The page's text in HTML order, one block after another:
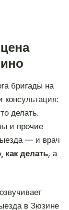
бригады на
делать.
и прочие
— и врач
как делать, а
в Зюзине